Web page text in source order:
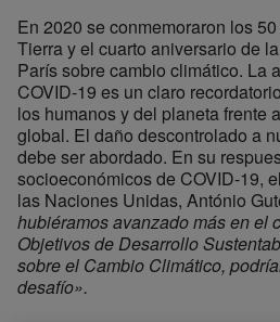
En 2020 se conmemoraron los
Tierra y el cuarto aniversario de
París sobre cambio climático. La
COVID-19 es un claro
los humanos y del planeta frente
global. El daño descontrolado a
debe ser abordado. En su
socioeconómicos de COVID-19,
las Naciones Unidas, António
hubiéramos avanzado más en el
Objetivos de Desarrollo
sobre el Cambio Climático,
desafío».